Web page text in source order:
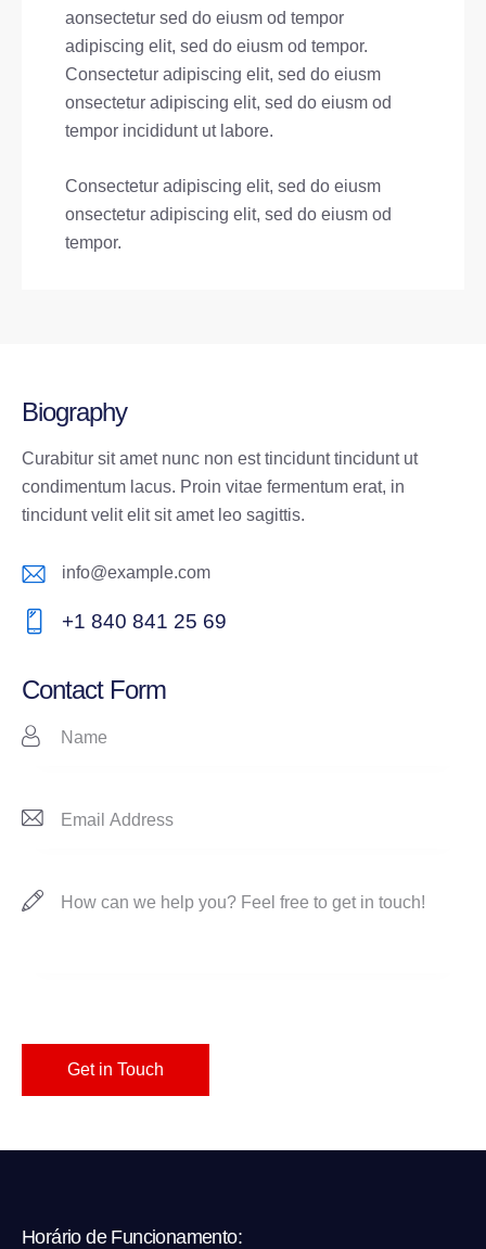
aonsectetur sed do eiusm od tempor
adipiscing elit, sed do eiusm od tempor.
Consectetur adipiscing elit, sed do eiusm
onsectetur adipiscing elit, sed do eiusm od
tempor incididunt ut labore.
Consectetur adipiscing elit, sed do eiusm
onsectetur adipiscing elit, sed do eiusm od
tempor.
Biography
Curabitur sit amet nunc non est tincidunt tincidunt ut
condimentum lacus. Proin vitae fermentum erat, in
tincidunt velit elit sit amet leo sagittis.
E-
m
info@example.com
on
+1 840 841 25 69
Contact Form
Horário de Funcionamento: